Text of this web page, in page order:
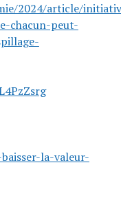
2024/article/
chacun-peut-
la-valeur-